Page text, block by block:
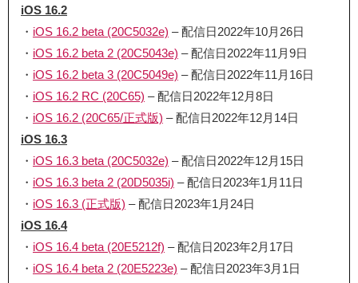
iOS 16.2
・ iOS 16.2 beta (20C5032e) – 配信日2022年10月26日
・ iOS 16.2 beta 2 (20C5043e) – 配信日2022年11月9日
・ iOS 16.2 beta 3 (20C5049e) – 配信日2022年11月16日
・ iOS 16.2 RC (20C65) – 配信日2022年12月8日
・ iOS 16.2 (20C65/正式版) – 配信日2022年12月14日
iOS 16.3
・ iOS 16.3 beta (20C5032e) – 配信日2022年12月15日
・ iOS 16.3 beta 2 (20D5035i) – 配信日2023年1月11日
・ iOS 16.3 (正式版) – 配信日2023年1月24日
iOS 16.4
・ iOS 16.4 beta (20E5212f) – 配信日2023年2月17日
・ iOS 16.4 beta 2 (20E5223e) – 配信日2023年3月1日